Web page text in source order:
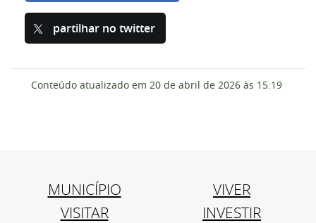
partilhar no twitter
Conteúdo atualizado em 20 de abril de 2026 às 15:19
MUNICÍPIO
VIVER
VISITAR
INVESTIR